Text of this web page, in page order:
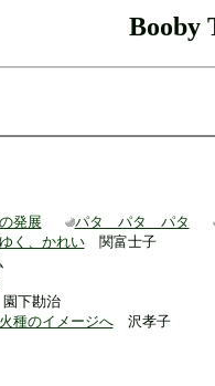
Booby
発展
パタ パタ パタ
く、かれい関富士子
下勘治
種のイメージへ沢孝子